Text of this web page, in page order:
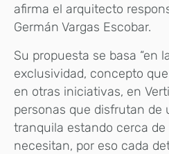
afirma el arquitecto
Germán Vargas Escobar.
Su propuesta se basa “en
exclusividad, concepto
en otras iniciativas, en
personas que disfrutan de
tranquila estando cerca de
necesitan, por eso cada